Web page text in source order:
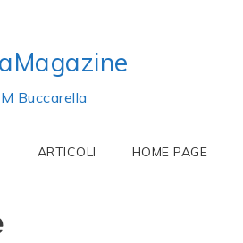
Buccarella
ARTICOLI HOME PAGE